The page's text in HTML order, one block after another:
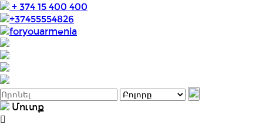
+ 374 15 400 400
+37455554826
foryouarmenia
Մուտք